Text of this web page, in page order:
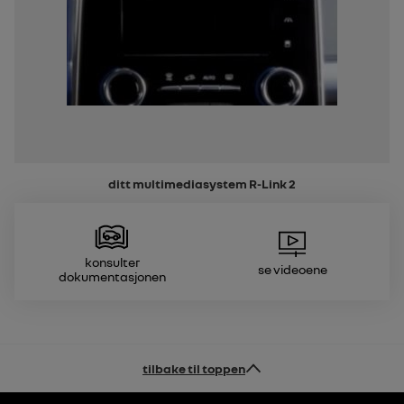
ditt multimediasystem R-Link 2
Konsulter
dokumentasjonen
Se videoene
tilbake til toppen